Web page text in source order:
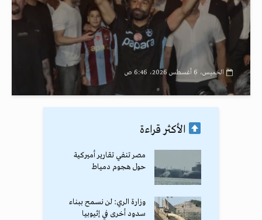
الخميس، 6 أغسطس 2026، 6:46 ص
الأكثر قراءة
مصر تنفي تقارير أميركية
حول هجوم دمياط
وزارة الري: لن نسمح ببناء
سدود أخرى في إثيوبيا